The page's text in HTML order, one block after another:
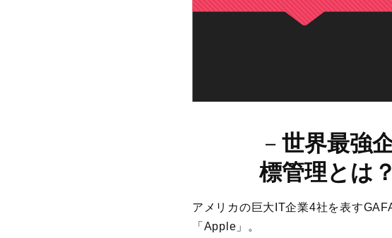
－ 世界最強
標管理とは？
アメリカの巨大IT企業4社を表す
「Apple」。